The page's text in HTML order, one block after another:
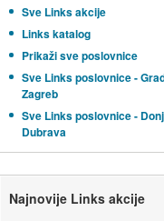
Sve Links akcije
Links katalog
Prikaži sve poslovnice
Sve Links poslovnice -
Zagreb
Sve Links poslovnice -
Dubrava
Najnovije Links akcije